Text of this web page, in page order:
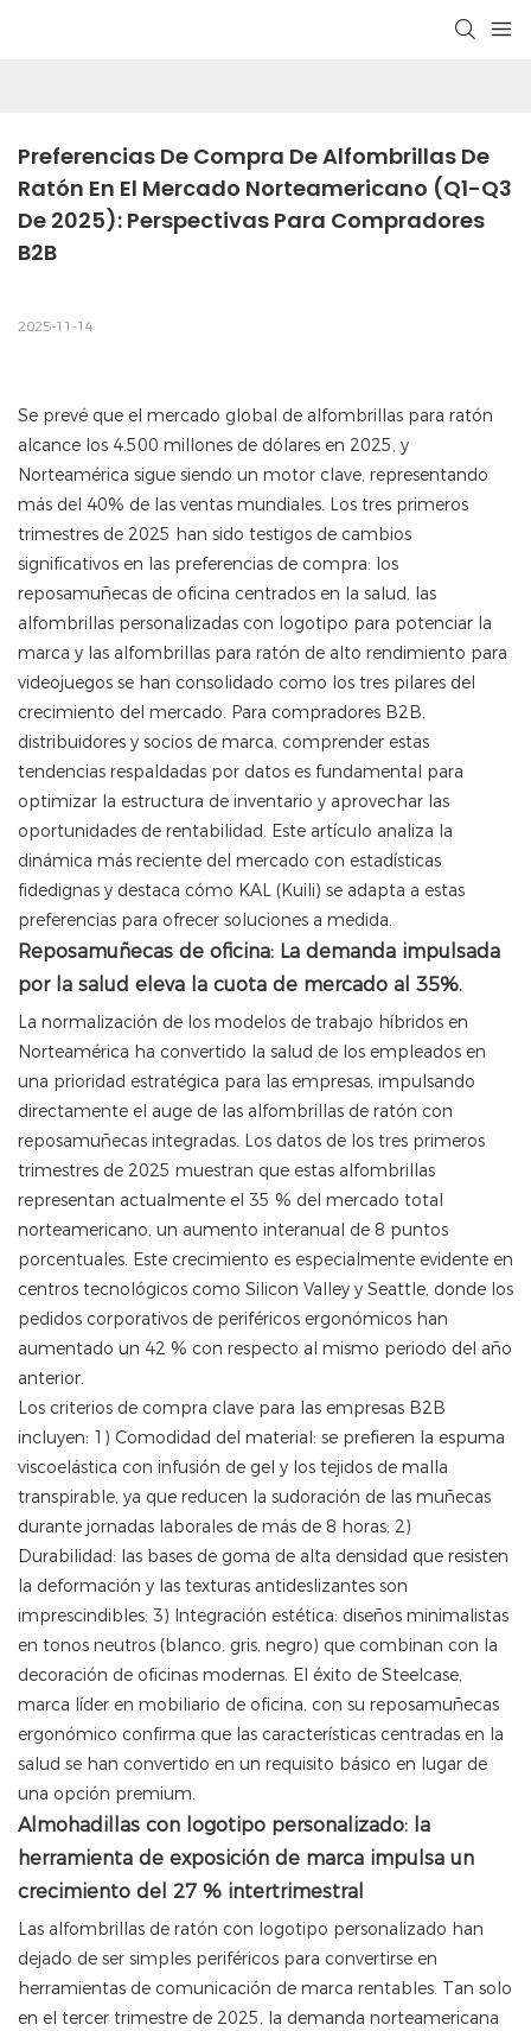
Preferencias De Compra De Alfombrillas De
Ratón En El Mercado Norteamericano (Q1-Q3
De 2025): Perspectivas Para Compradores
B2B
2025-11-14
Se prevé que el mercado global de alfombrillas para ratón
alcance los 4.500 millones de dólares en 2025, y
Norteamérica sigue siendo un motor clave, representando
más del 40% de las ventas mundiales. Los tres primeros
trimestres de 2025 han sido testigos de cambios
significativos en las preferencias de compra: los
reposamuñecas de oficina centrados en la salud, las
alfombrillas personalizadas con logotipo para potenciar la
marca y las alfombrillas para ratón de alto rendimiento para
videojuegos se han consolidado como los tres pilares del
crecimiento del mercado. Para compradores B2B,
distribuidores y socios de marca, comprender estas
tendencias respaldadas por datos es fundamental para
optimizar la estructura de inventario y aprovechar las
oportunidades de rentabilidad. Este artículo analiza la
dinámica más reciente del mercado con estadísticas
fidedignas y destaca cómo KAL (Kuili) se adapta a estas
preferencias para ofrecer soluciones a medida.
Reposamuñecas de oficina: La demanda impulsada
por la salud eleva la cuota de mercado al 35%.
La normalización de los modelos de trabajo híbridos en
Norteamérica ha convertido la salud de los empleados en
una prioridad estratégica para las empresas, impulsando
directamente el auge de las alfombrillas de ratón con
reposamuñecas integradas. Los datos de los tres primeros
trimestres de 2025 muestran que estas alfombrillas
representan actualmente el 35 % del mercado total
norteamericano, un aumento interanual de 8 puntos
porcentuales. Este crecimiento es especialmente evidente en
centros tecnológicos como Silicon Valley y Seattle, donde los
pedidos corporativos de periféricos ergonómicos han
aumentado un 42 % con respecto al mismo periodo del año
anterior.
Los criterios de compra clave para las empresas B2B
incluyen: 1) Comodidad del material: se prefieren la espuma
viscoelástica con infusión de gel y los tejidos de malla
transpirable, ya que reducen la sudoración de las muñecas
durante jornadas laborales de más de 8 horas; 2)
Durabilidad: las bases de goma de alta densidad que resisten
la deformación y las texturas antideslizantes son
imprescindibles; 3) Integración estética: diseños minimalistas
en tonos neutros (blanco, gris, negro) que combinan con la
decoración de oficinas modernas. El éxito de Steelcase,
marca líder en mobiliario de oficina, con su reposamuñecas
ergonómico confirma que las características centradas en la
salud se han convertido en un requisito básico en lugar de
una opción premium.
Almohadillas con logotipo personalizado: la
herramienta de exposición de marca impulsa un
crecimiento del 27 % intertrimestral
Las alfombrillas de ratón con logotipo personalizado han
dejado de ser simples periféricos para convertirse en
herramientas de comunicación de marca rentables. Tan solo
en el tercer trimestre de 2025, la demanda norteamericana